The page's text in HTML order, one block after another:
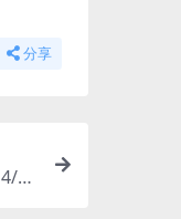
分享
38